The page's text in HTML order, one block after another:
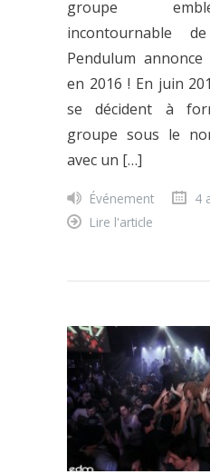
groupe
incontournable
Pendulum
en 2016 ! En juin
se décident à
groupe sous le
avec un […]
Événement
4
Lire l'article